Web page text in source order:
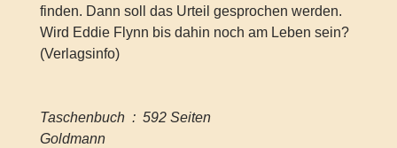
finden. Dann soll das Urteil gesprochen werden.
Wird Eddie Flynn bis dahin noch am Leben sein?
(Verlagsinfo)
Taschenbuch ‏ : ‎ 592 Seiten
Goldmann